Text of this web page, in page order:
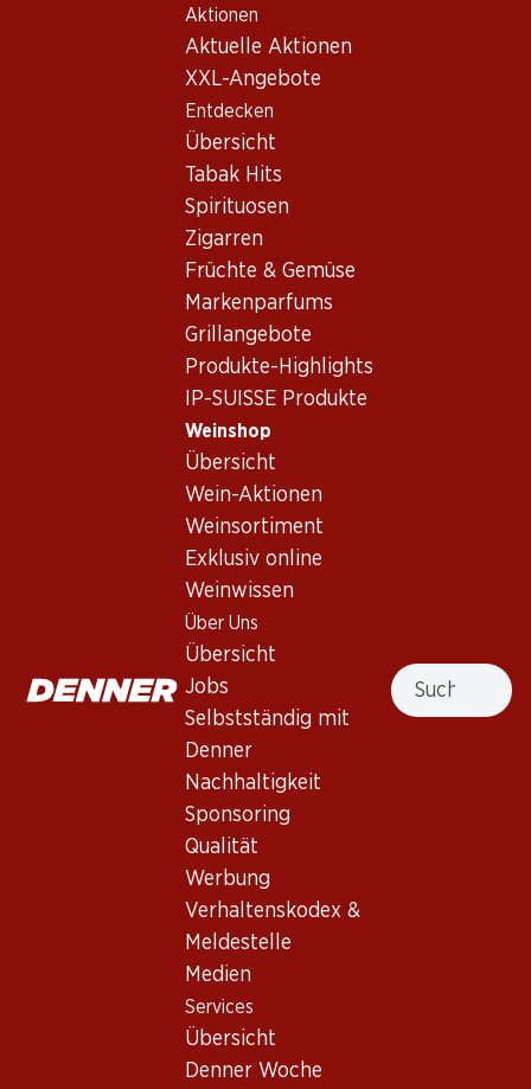
Aktionen
Aktuelle Aktionen
XXL-Angebote
Entdecken
Übersicht
Tabak Hits
Spirituosen
Zigarren
Früchte & Gemüse
Markenparfums
Grillangebote
Produkte-Highlights
IP-SUISSE Produkte
Weinshop
Übersicht
Wein-Aktionen
Weinsortiment
Exklusiv online
Weinwissen
Über Uns
Übersicht
Jobs
Selbstständig mit
Denner
Nachhaltigkeit
Sponsoring
Qualität
Werbung
Verhaltenskodex &
Meldestelle
Medien
Services
Übersicht
Denner Woche
Suche
Wein/Champagner
Côtes du Rhône
Schaumwein_old Frankreich,
Côtes du Rhône
Céline Rosé Côtes de
55.20
Gewürztraminer Cuvée
Réserve d’Alsace AOC
2025
Flasche: 25.95
Colligny Brut Champagne
Veuve Clicquot Brut
Champagne AOC
Nicolas Feuillatte Grande
Réserve Brut Champagne
Château Bonnet Blanc
Entre-deux-Mers AOC